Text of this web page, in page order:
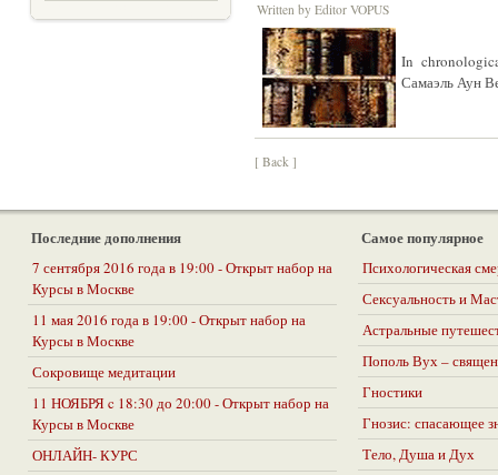
Written by Editor VOPUS
In
Самаэль Аун
[ Back ]
Последние дополнения
7 сентября 2016 года в 19:00 - Открыт набор на
Курсы в Москве
11 мая 2016 года в 19:00 - Открыт набор на
Курсы в Москве
Сокровище медитации
11 НОЯБРЯ c 18:30 до 20:00 - Открыт набор на
Курсы в Москве
ОНЛАЙН- КУРС
Самое популярное
Психологическая
Сексуальность и
Астральные
Пополь Вух –
Гностики
Гнозис: спасающее
Тело, Душа и Дух